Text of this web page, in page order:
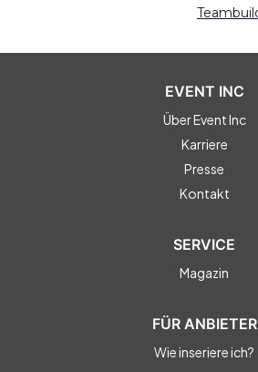
EVENT INC
Über Event Inc
Karriere
Presse
Kontakt
SERVICE
Magazin
FÜR ANBIETER
Wie inseriere ich?